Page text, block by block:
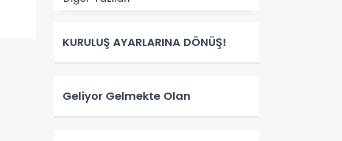
KURULUŞ AYARLARINA DÖNÜŞ!
Geliyor Gelmekte Olan